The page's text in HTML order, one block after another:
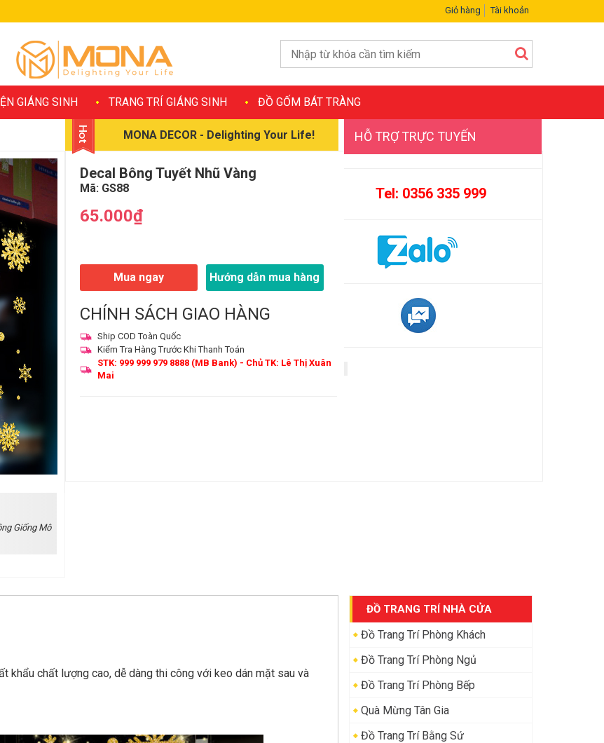
Giỏ hàng Tài khoản
GIÁNG SINH TRANG TRÍ GIÁNG SINH ĐỒ GỐM BÁT TRÀNG
MONA DECOR - Delighting Your Life!
Giống Mô
Decal Bông Tuyết Nhũ Vàng
Mã: GS88
65.000₫
Mua ngay Hướng dẫn mua hàng
CHÍNH SÁCH GIAO HÀNG
Ship COD Toàn Quốc
Kiểm Tra Hàng Trước Khi Thanh Toán
STK: 999 999 979 8888 (MB Bank) - Chủ TK: Lê Thị Xuân
Mai
HỖ TRỢ TRỰC TUYẾN
Tel: 0356 335 999
ĐỒ TRANG TRÍ NHÀ CỬA
Đồ Trang Trí Phòng Khách
Đồ Trang Trí Phòng Ngủ
Đồ Trang Trí Phòng Bếp
Quà Mừng Tân Gia
Đồ Trang Trí Bằng Sứ
khẩu chất lượng cao, dễ dàng thi công với keo dán mặt sau và